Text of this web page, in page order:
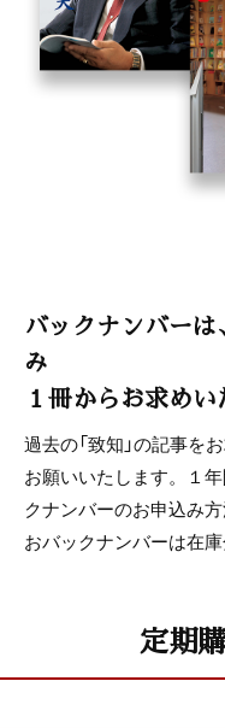
バックナンバー
み
１冊からお求め
過去の「致知」の記事を
お願いいたします。１
クナンバーのお申込み
おバックナンバーは在
定期